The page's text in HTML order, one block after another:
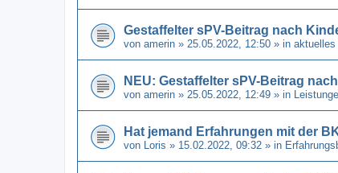
Gestaffelter sPV-Beitrag nach
von amerin » 25.05.2022, 12:50 » in aktuelles
NEU: Gestaffelter sPV-Beitrag
von amerin » 25.05.2022, 12:49 » in
Hat jemand Erfahrungen mit der
von Loris » 15.02.2022, 09:32 » in